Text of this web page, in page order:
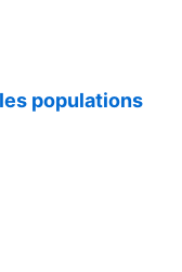
populations